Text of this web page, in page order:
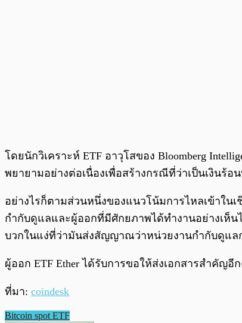
โดยนักวิเคราะห์ ETF อาวุโสของ Bloomberg
พยายามอย่างต่อเนื่องเพื่อสร้างกรณีที่ว่าเป็นเงินร้
อย่างไรก็ตามส่วนหนึ่งของแนวโน้มการไหลเข้าใน
กำกับดูแลและผู้ออกที่มีศักยภาพได้ทำงานอย่างเห็น
บวกในแง่ที่ว่ามันส่งสัญญาณว่าหน่วยงานกำกับดูแล
ผู้ออก ETF Ether ได้รับการขอให้ส่งเอกสารสำคัญ
ที่มา: coindesk
Bitcoin spot ETF